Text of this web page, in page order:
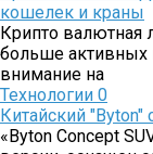
кошелек и краны
Крипто валютная
больше активных
внимание на
Технологии 0
Китайский
«Byton Concept